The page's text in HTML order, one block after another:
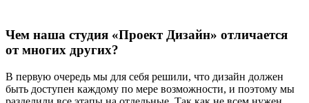
Чем наша студия «Проект Дизайн» отличается
от многих других?
В первую очередь мы для себя решили, что дизайн должен
быть доступен каждому по мере возможности, и поэтому мы